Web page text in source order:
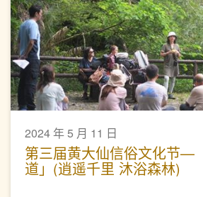
2024 年 5 月 11 日
第三届黄大仙信俗文化节—
道」(逍遥千里 沐浴森林)